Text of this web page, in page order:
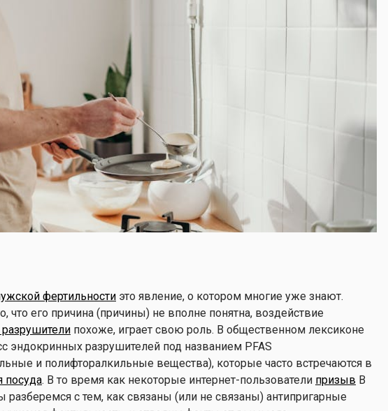
фертильности это явление, о котором многие уже знают.
что его причина (причины) не вполне понятна, воздействие
похоже, играет свою роль. В общественном лексиконе
эндокринных разрушителей под названием PFAS
и полифторалкильные вещества), которые часто встречаются в
посуда. В то время как некоторые интернет-пользователи призыв В
разберемся с тем, как связаны (или не связаны) антипригарные